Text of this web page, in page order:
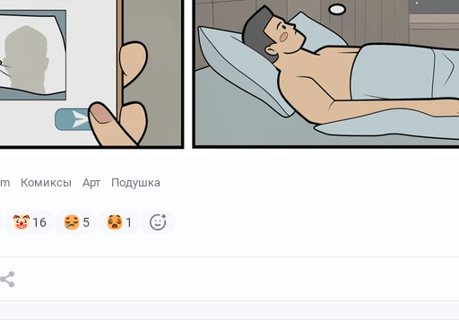
Комиксы Арт Подушка
16 5 1